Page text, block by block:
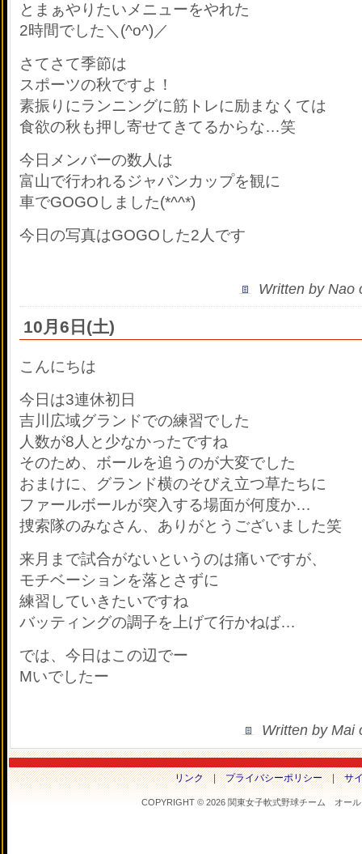
とまぁやりたいメニューをやれた
2時間でした＼(^o^)／
さてさて季節は
スポーツの秋ですよ！
素振りにランニングに筋トレに励まなくては
食欲の秋も押し寄せてきてるからな…笑
今日メンバーの数人は
富山で行われるジャパンカップを観に
車でGOGOしました(*^^*)
今日の写真はGOGOした2人です
Written by Nao
10月6日(土)
こんにちは
今日は3連休初日
吉川広域グランドでの練習でした
人数が8人と少なかったですね
そのため、ボールを追うのが大変でした
おまけに、グランド横のそびえ立つ草たちに
ファールボールが突入する場面が何度か…
捜索隊のみなさん、ありがとうございました笑
来月まで試合がないというのは痛いですが、
モチベーションを落とさずに
練習していきたいですね
バッティングの調子を上げて行かねば…
では、今日はこの辺でー
Mいでしたー
Written by Mai
リンク|プライバシーポリシー|サ
COPYRIGHT © 2026 関東女子軟式野球チーム オー